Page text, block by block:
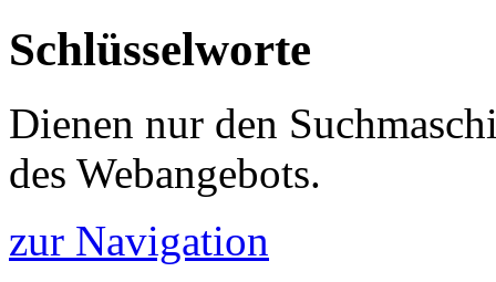
Schlüsselworte
Dienen nur den
des Webangebots.
zur Navigation